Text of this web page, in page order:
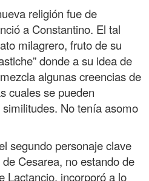
religión fue de
a Constantino. El tal
milagrero, fruto de su
donde a su idea de
algunas creencias de
cuales se pueden
No tenía asomo
segundo personaje clave
Cesarea, no estando de
Lactancio, incorporó a lo